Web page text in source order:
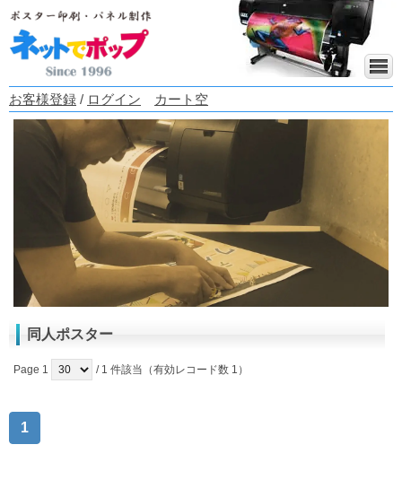
お客様登録 / ログイン カート空
同人ポスター
Page 1 / 1 件該当（有効レコード数 1）
1